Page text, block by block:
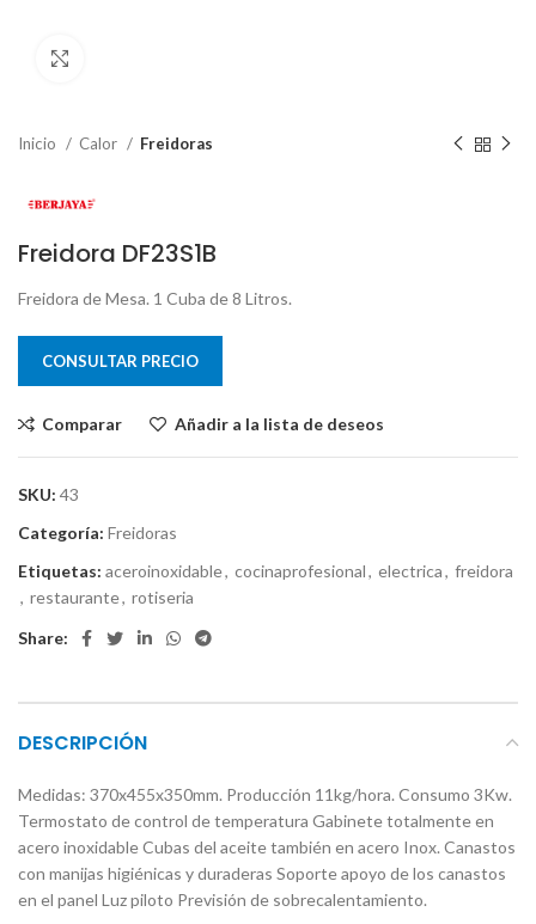
Inicio Calor Freidoras
Freidora DF23S1B
Freidora de Mesa. 1 Cuba de 8 Litros.
CONSULTAR PRECIO
Comparar Añadir a la lista de deseos
SKU: 43
Categoría: Freidoras
Etiquetas: aceroinoxidable, cocinaprofesional, electrica, freidora
, restaurante, rotiseria
Share:
DESCRIPCIÓN
Medidas: 370x455x350mm. Producción 11kg/hora. Consumo 3Kw.
Termostato de control de temperatura Gabinete totalmente en
acero inoxidable Cubas del aceite también en acero Inox. Canastos
con manijas higiénicas y duraderas Soporte apoyo de los canastos
en el panel Luz piloto Previsión de sobrecalentamiento.